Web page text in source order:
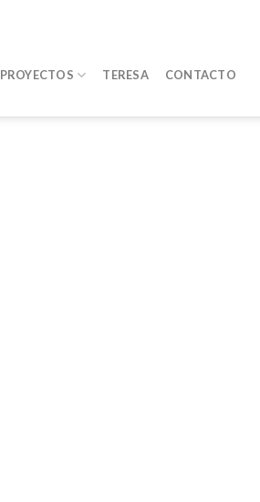
PROYECTOS TERESA CONTACTO